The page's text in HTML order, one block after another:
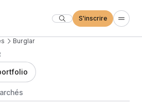
S'inscrire
Burglar